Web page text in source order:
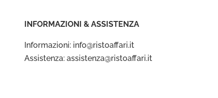
INFORMAZIONI & ASSISTENZA
Informazioni: info@ristoaffari.it
Assistenza: assistenza@ristoaffari.it